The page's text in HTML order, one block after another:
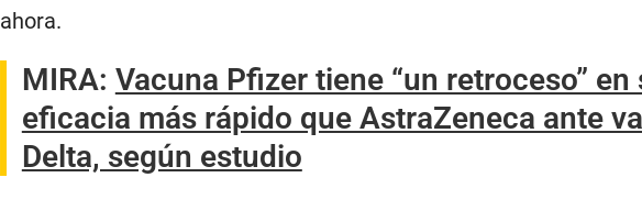
ahora.
MIRA: Vacuna Pfizer tiene “un retroceso” en
eficacia más rápido que AstraZeneca ante
Delta, según estudio